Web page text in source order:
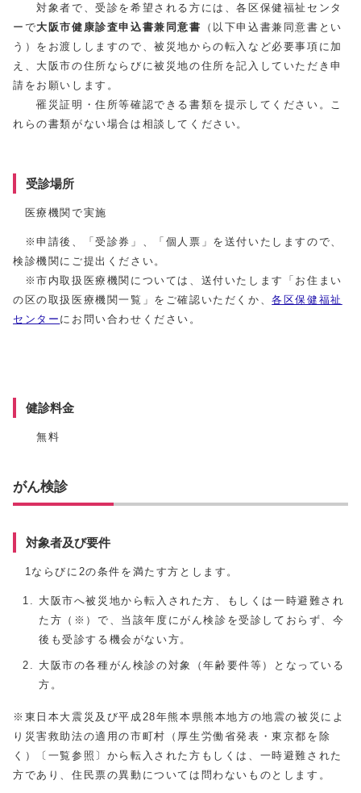
対象者で、受診を希望される方には、各区保健福祉センタ
ーで大阪市健康診査申込書兼同意書
（以下申込書兼同意書とい
う）をお渡ししますので、被災地からの転入など必要事項に加
え、大阪市の住所ならびに被災地の住所を記入していただき申
請をお願いします。
罹災証明・住所等確認できる書類を提示してください。こ
れらの書類がない場合は相談してください。
受診場所
医療機関で実施
※申請後、「受診券」、「個人票」を送付いたしますので、
検診機関にご提出ください。
※市内取扱医療機関については、送付いたします「お住まい
の区の取扱医療機関一覧」をご確認いただくか、各区保健福祉
センター にお問い合わせください。
健診料金
無料
がん検診
対象者及び要件
1ならびに2の条件を満たす方とします。
大阪市へ被災地から転入された方、もしくは一時避難され
た方（※）で、当該年度にがん検診を受診しておらず、今
後も受診する機会がない方。
大阪市の各種がん検診の対象（年齢要件等）となっている
方。
※東日本大震災及び平成28年熊本県熊本地方の地震の被災によ
り災害救助法の適用の市町村（厚生労働省発表・東京都を除
く）〔一覧参照〕から転入された方もしくは、一時避難された
方であり、住民票の異動については問わないものとします。